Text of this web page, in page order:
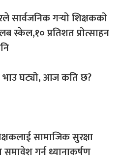
सार्वजनिक गर्‍यो शिक्षकको
स्केल,१० प्रतिशत प्रोत्साहन
घट्यो, आज कति छ?
सामाजिक सुरक्षा
गर्न ध्यानाकर्षण